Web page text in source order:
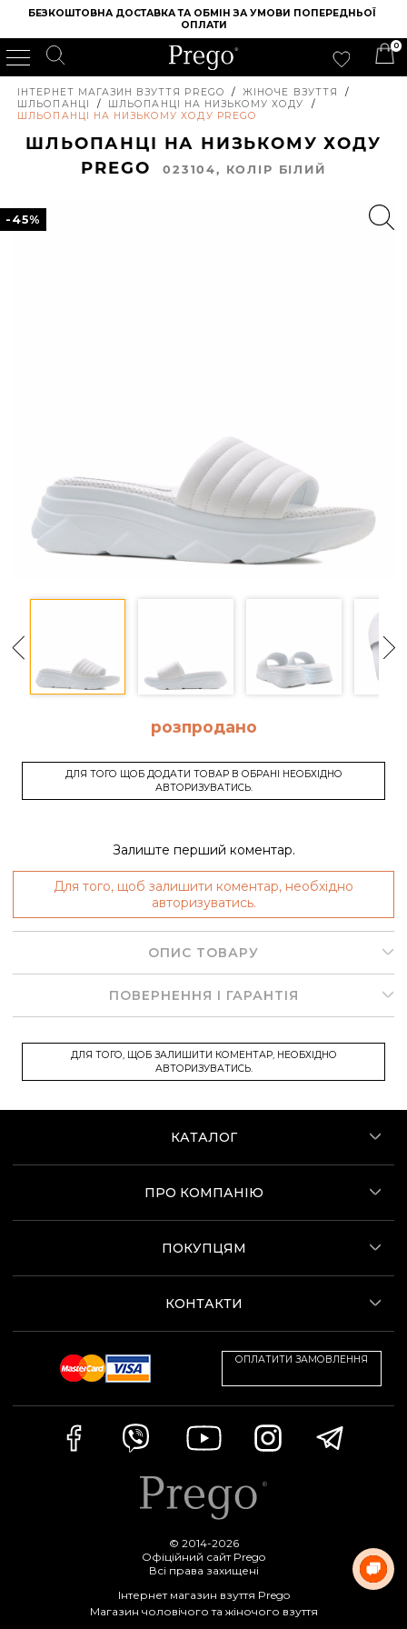
БЕЗКОШТОВНА ДОСТАВКА ТА ОБМІН ЗА УМОВИ ПОПЕРЕДНЬОЇ
ОПЛАТИ
0
ІНТЕРНЕТ МАГАЗИН ВЗУТТЯ PREGO / ЖІНОЧЕ ВЗУТТЯ
/
ШЛЬОПАНЦІ
/ ШЛЬОПАНЦІ НА НИЗЬКОМУ ХОДУ
/
ШЛЬОПАНЦІ НА НИЗЬКОМУ ХОДУ PREGO
ШЛЬОПАНЦІ НА НИЗЬКОМУ ХОДУ
PREGO023104, КОЛIР БІЛИЙ
-45%
розпродано
ДЛЯ ТОГО ЩОБ ДОДАТИ ТОВАР В ОБРАНІ НЕОБХІДНО
АВТОРИЗУВАТИСЬ.
Залиште перший коментар.
Для того, щоб залишити коментар, необхідно
авторизуватись.
ОПИС ТОВАРУ
ПОВЕРНЕННЯ І ГАРАНТІЯ
ДЛЯ ТОГО, ЩОБ ЗАЛИШИТИ КОМЕНТАР, НЕОБХІДНО
АВТОРИЗУВАТИСЬ.
КАТАЛОГ
ПРО КОМПАНІЮ
ПОКУПЦЯМ
КОНТАКТИ
ОПЛАТИТИ ЗАМОВЛЕННЯ
© 2014-2026
Офіційний сайт Prego
Всі права захищені
Інтернет магазин взуття Prego
Магазин чоловічого та жіночого взуття